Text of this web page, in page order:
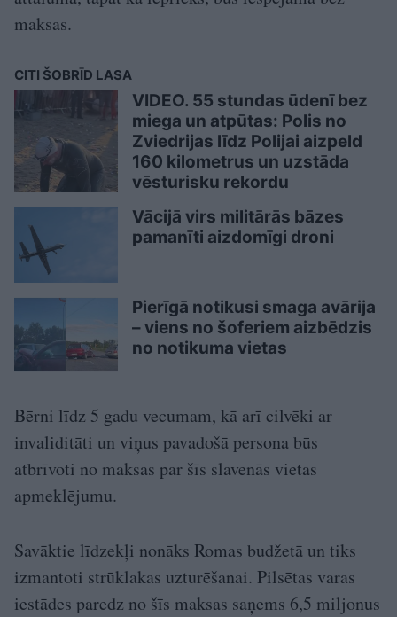
maksas.
CITI ŠOBRĪD LASA
VIDEO. 55 stundas ūdenī bez
miega un atpūtas: Polis no
Zviedrijas līdz Polijai aizpeld
160 kilometrus un uzstāda
vēsturisku rekordu
Vācijā virs militārās bāzes
pamanīti aizdomīgi droni
Pierīgā notikusi smaga avārija
– viens no šoferiem aizbēdzis
no notikuma vietas
Bērni līdz 5 gadu vecumam, kā arī cilvēki ar
invaliditāti un viņus pavadošā persona būs
atbrīvoti no maksas par šīs slavenās vietas
apmeklējumu.
Savāktie līdzekļi nonāks Romas budžetā un tiks
izmantoti strūklakas uzturēšanai. Pilsētas varas
iestādes paredz no šīs maksas saņems 6,5 miljonus